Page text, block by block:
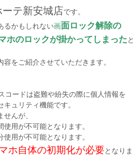
テ新安城店です。
るかもしれない画面ロック解除の
ホのロックが掛かってしまった と
をご紹介させていただきます。
コードは盗難や紛失の際に個人情報を
ュリティ機能です。
んが、
用が不可能となります。
用が不可能となります。
ホ自体の初期化が必要となりま